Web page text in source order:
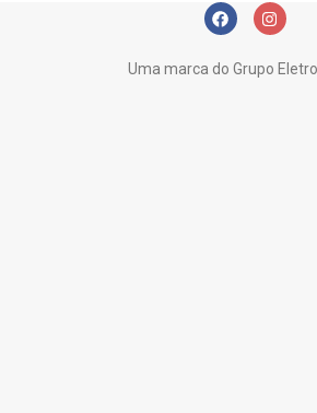
Uma marca do Grupo